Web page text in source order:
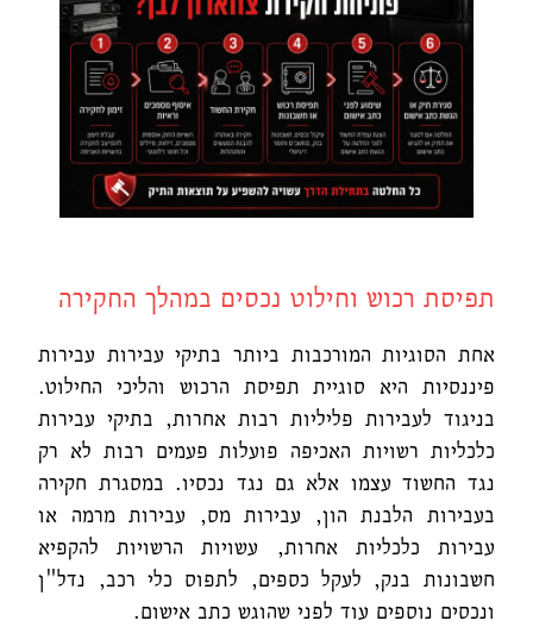
תפיסת רכוש וחילוט נכסים במהלך החקירה
אחת הסוגיות המורכבות ביותר בתיקי עבירות עבירות
פיננסיות היא סוגיית תפיסת הרכוש והליכי החילוט.
בניגוד לעבירות פליליות רבות אחרות, בתיקי עבירות
כלכליות רשויות האכיפה פועלות פעמים רבות לא רק
נגד החשוד עצמו אלא גם נגד נכסיו. במסגרת חקירה
בעבירות הלבנת הון, עבירות מס, עבירות מרמה או
עבירות כלכליות אחרות, עשויות הרשויות להקפיא
חשבונות בנק, לעקל כספים, לתפוס כלי רכב, נדל"ן
ונכסים נוספים עוד לפני שהוגש כתב אישום.